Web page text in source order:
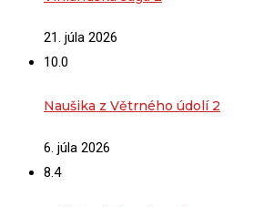
21. júla 2026
10.0
Naušika z Větrného údolí 2
6. júla 2026
8.4